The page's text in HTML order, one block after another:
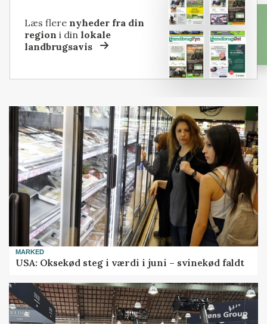
Læs flere nyheder fra din
region i dinlokale
landbrugsavis
MARKED
USA: Oksekød steg i værdi i juni – svinekød faldt